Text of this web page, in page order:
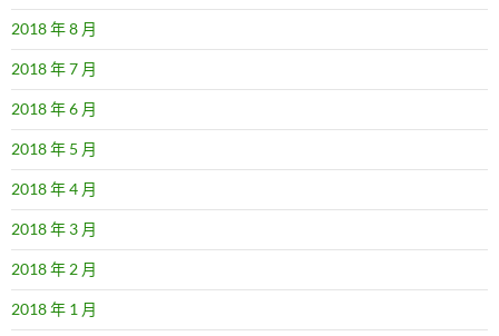
2018 年 8 月
2018 年 7 月
2018 年 6 月
2018 年 5 月
2018 年 4 月
2018 年 3 月
2018 年 2 月
2018 年 1 月